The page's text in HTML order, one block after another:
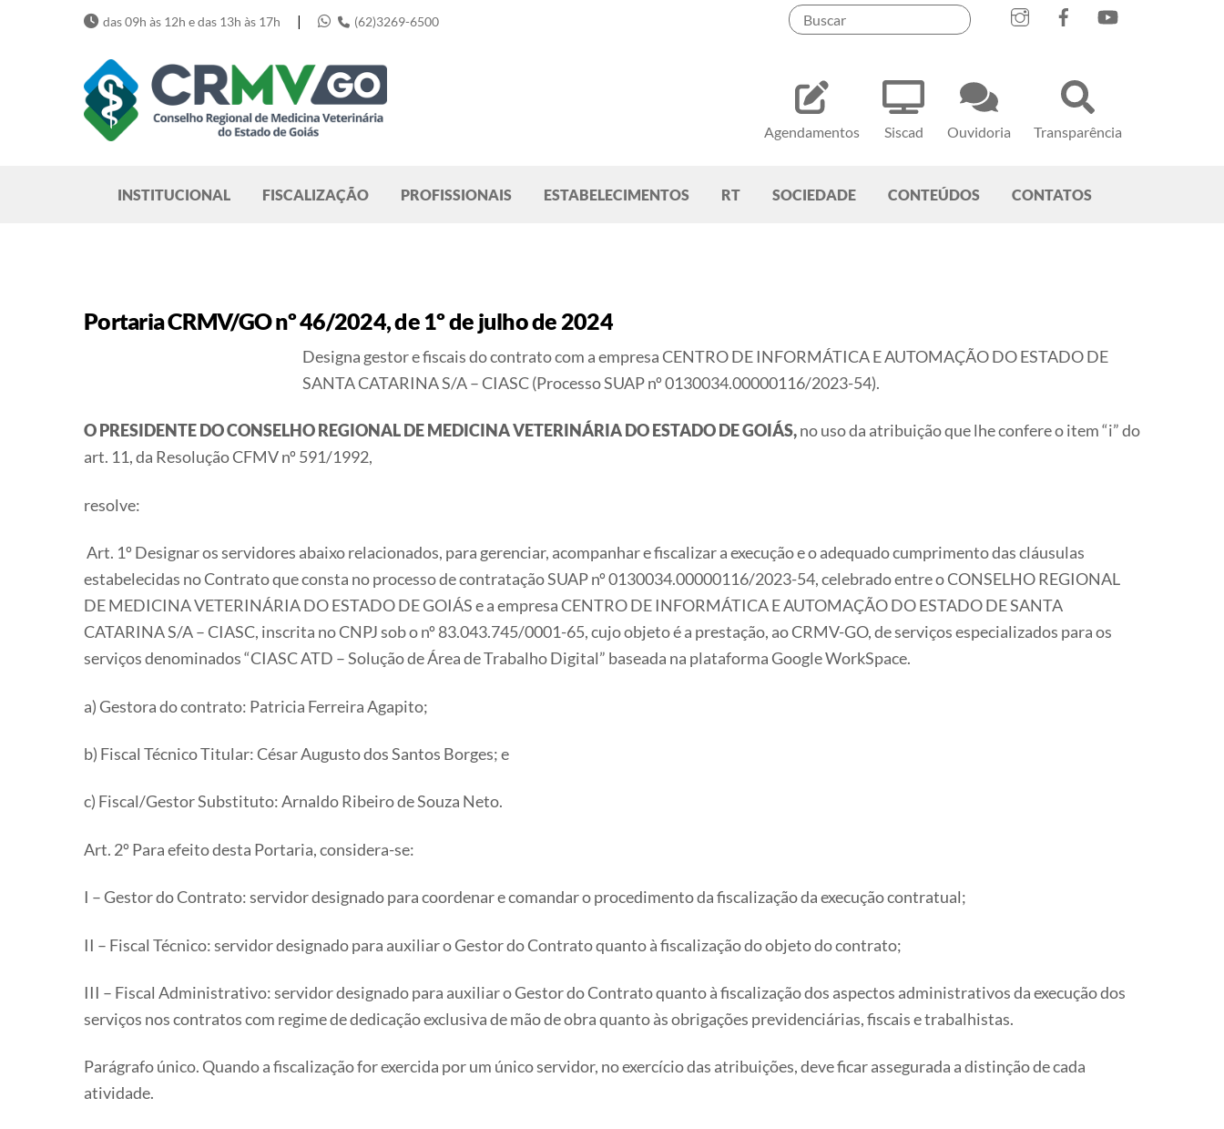
Agendamentos Siscad Ouvidoria Transparência
das 09h às 12h e das 13h às 17h | (62)3269-6500
INSTITUCIONAL FISCALIZAÇÃO PROFISSIONAIS ESTABELECIMENTOS RT SOCIEDADE CONTEÚDOS CONTATOS
Portaria CRMV/GO nº 46/2024, de 1º de julho de 2024
Designa gestor e fiscais do contrato com a empresa CENTRO DE INFORMÁTICA E AUTOMAÇÃO DO ESTADO DE
SANTA CATARINA S/A – CIASC (Processo SUAP nº 0130034.00000116/2023-54).
O PRESIDENTE DO CONSELHO REGIONAL DE MEDICINA VETERINÁRIA DO ESTADO DE GOIÁS,no uso da atribuição que lhe confere o item “i” do
art. 11, da Resolução CFMV nº 591/1992,
resolve:
Art. 1º Designar os servidores abaixo relacionados, para gerenciar, acompanhar e fiscalizar a execução e o adequado cumprimento das cláusulas
estabelecidas no Contrato que consta no processo de contratação SUAP nº 0130034.00000116/2023-54, celebrado entre o CONSELHO REGIONAL
DE MEDICINA VETERINÁRIA DO ESTADO DE GOIÁS e a empresa CENTRO DE INFORMÁTICA E AUTOMAÇÃO DO ESTADO DE SANTA
CATARINA S/A – CIASC, inscrita no CNPJ sob o nº 83.043.745/0001-65, cujo objeto é a prestação, ao CRMV-GO, de serviços especializados para os
serviços denominados “CIASC ATD – Solução de Área de Trabalho Digital” baseada na plataforma Google WorkSpace.
a) Gestora do contrato: Patricia Ferreira Agapito;
b) Fiscal Técnico Titular: César Augusto dos Santos Borges; e
c) Fiscal/Gestor Substituto: Arnaldo Ribeiro de Souza Neto.
Art. 2º Para efeito desta Portaria, considera-se:
I – Gestor do Contrato: servidor designado para coordenar e comandar o procedimento da fiscalização da execução contratual;
II – Fiscal Técnico: servidor designado para auxiliar o Gestor do Contrato quanto à fiscalização do objeto do contrato;
III – Fiscal Administrativo: servidor designado para auxiliar o Gestor do Contrato quanto à fiscalização dos aspectos administrativos da execução dos
serviços nos contratos com regime de dedicação exclusiva de mão de obra quanto às obrigações previdenciárias, fiscais e trabalhistas.
Parágrafo único. Quando a fiscalização for exercida por um único servidor, no exercício das atribuições, deve ficar assegurada a distinção de cada
atividade.